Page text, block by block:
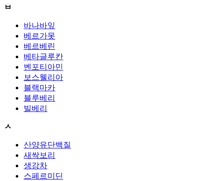
ㅂ
바나바잎
베르가못
베르베린
베타글루칸
벤포티아민
보스웰리아
블랙마카
블루베리
빌베리
ㅅ
산양유단백질
새싹보리
생강차
스페르미딘